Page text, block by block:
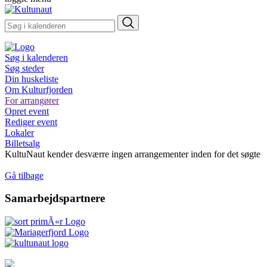
Søg i kalenderen
Søg steder
Din huskeliste
Om Kulturfjorden
For arrangører
Opret event
Rediger event
Lokaler
Billetsalg
KultuNaut kender desværre ingen arrangementer inden for det søgte
Gå tilbage
Samarbejdspartnere